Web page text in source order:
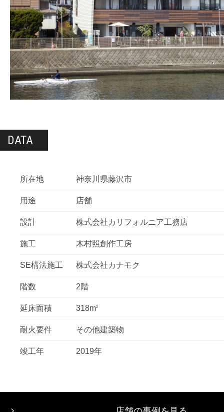
DATA
所在地 神奈川県藤沢市
用途 店舗
設計 株式会社カリフォルニア工務店
施工 木村照創作工房
SE構法施工 株式会社カナモク
階数 2階
延床面積 318m2
耐火要件 その他建築物
竣工年 2019年